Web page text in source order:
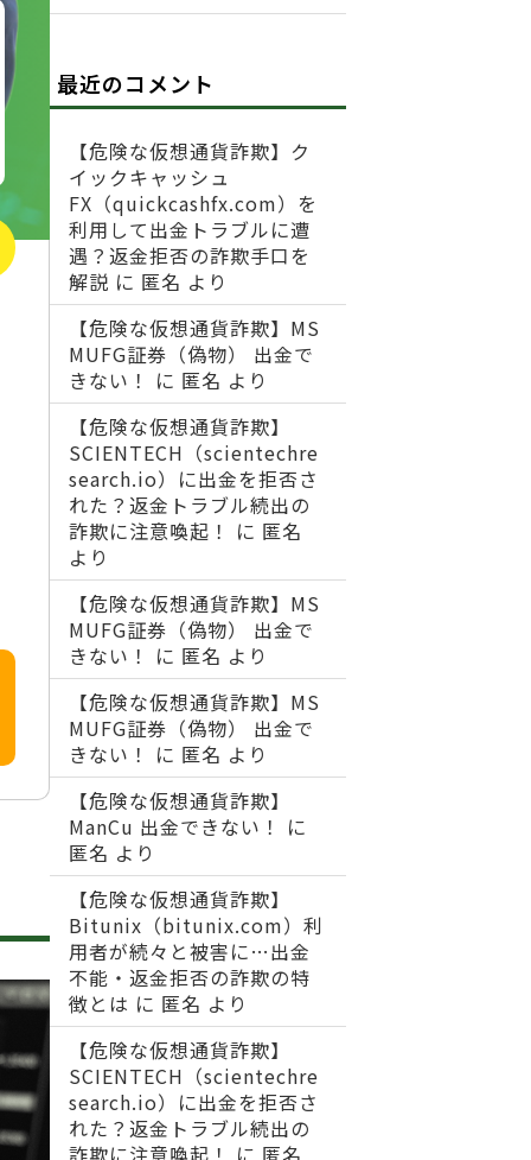
最近のコメント
【危険な仮想通貨詐欺】ク
イックキャッシュ
FX（quickcashfx.com）を
利用して出金トラブルに遭
遇？返金拒否の詐欺手口を
解説 に 匿名 より
【危険な仮想通貨詐欺】MS
MUFG証券（偽物） 出金で
きない！
に 匿名 より
【危険な仮想通貨詐欺】
SCIENTECH（scientechre
search.io）に出金を拒否さ
れた？返金トラブル続出の
詐欺に注意喚起！
に 匿名
より
【危険な仮想通貨詐欺】MS
MUFG証券（偽物） 出金で
きない！
に 匿名 より
【危険な仮想通貨詐欺】MS
MUFG証券（偽物） 出金で
きない！
に 匿名 より
【危険な仮想通貨詐欺】
ManCu 出金できない！
に
匿名 より
【危険な仮想通貨詐欺】
Bitunix（bitunix.com）利
用者が続々と被害に…出金
不能・返金拒否の詐欺の特
徴とは に 匿名 より
【危険な仮想通貨詐欺】
SCIENTECH（scientechre
search.io）に出金を拒否さ
れた？返金トラブル続出の
詐欺に注意喚起！
に 匿名